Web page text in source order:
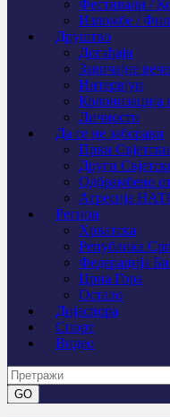
Фестивали /
Изложбе /
Друштво
Догађаји
Завичајне
Интервјуи
Колонизација
Личности
Да се не заборави
Први
Други
Одбрамбено
Агресија
Регион
Хрватска
Република
Федерација
Црна Гора
Остало
Дијаспора
Спорт
Видео